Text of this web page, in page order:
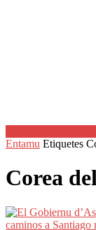
Entamu Etiquetes
Corea